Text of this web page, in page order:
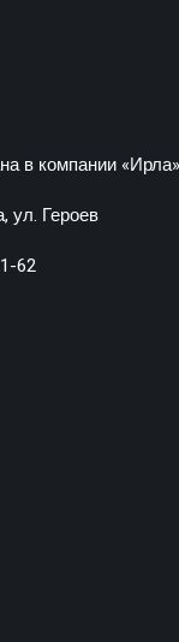
в компании «Ирла»
ул. Героев
62